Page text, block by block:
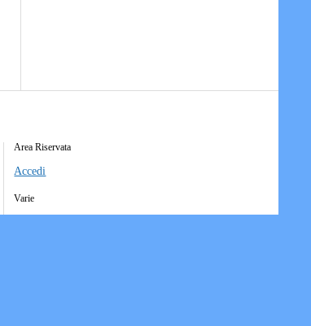
Area Riservata
Accedi
Varie